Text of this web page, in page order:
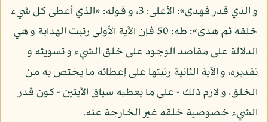
و الذي قدر فهدى»: الأعلى: 3، و قوله: «الذي أعطى كل شيء
خلقه ثم هدى»: طه: 50 فإن الآية الأولى رتبت الهداية و هي
الدلالة على مقاصد الوجود على خلق الشيء و تسويته و
تقديره، و الآية الثانية رتبتها على إعطائه ما يختص به من
الخلق، و لازم ذلك - على ما يعطيه سياق الآيتين - كون قدر
الشيء خصوصية خلقه غير الخارجة عنه.